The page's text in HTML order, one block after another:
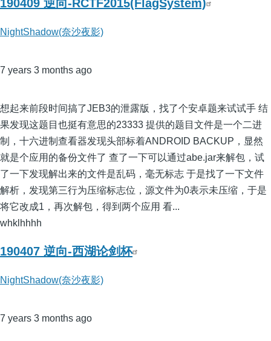
190409 逆向-RCTF2015(FlagSystem)
NightShadow(奈沙夜影)
7 years 3 months ago
想起来前段时间搞了JEB3的泄露版，找了个安卓题来试试手 结
果发现这题目也挺有意思的23333 提供的题目文件是一个二进
制，十六进制查看器发现头部标着ANDROID BACKUP，显然
就是个应用的备份文件了 查了一下可以通过abe.jar来解包，试
了一下发现解出来的文件是乱码，毫无标志 于是找了一下文件
解析，发现第三行为压缩标志位，源文件为0表示未压缩，于是
将它改成1，再次解包，得到两个应用 看...
whklhhhh
190407 逆向-西湖论剑杯
NightShadow(奈沙夜影)
7 years 3 months ago